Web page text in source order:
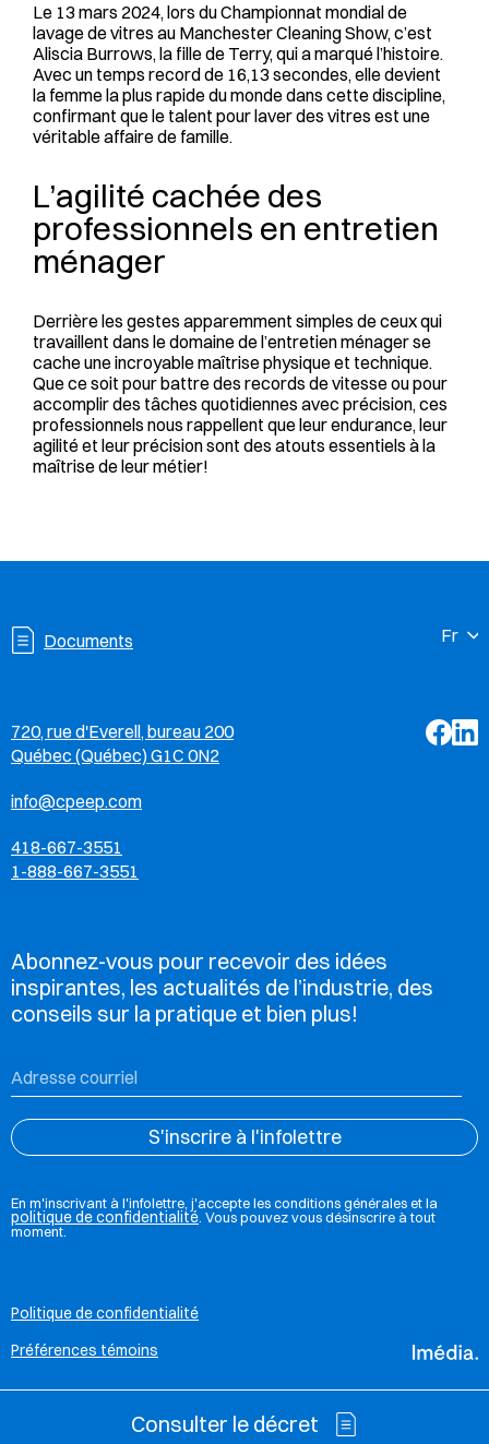
Le 13 mars 2024, lors du Championnat mondial de
lavage de vitres au Manchester Cleaning Show, c’est
Aliscia Burrows, la fille de Terry, qui a marqué l’histoire.
Avec un temps record de 16,13 secondes, elle devient
la femme la plus rapide du monde dans cette discipline,
confirmant que le talent pour laver des vitres est une
véritable affaire de famille.
L’agilité cachée des
professionnels en entretien
ménager
Derrière les gestes apparemment simples de ceux qui
travaillent dans le domaine de l’entretien ménager se
cache une incroyable maîtrise physique et technique.
Que ce soit pour battre des records de vitesse ou pour
accomplir des tâches quotidiennes avec précision, ces
professionnels nous rappellent que leur endurance, leur
agilité et leur précision sont des atouts essentiels à la
maîtrise de leur métier!
Consulter le décret
Documents
720, rue d'Everell, bureau 200
Québec (Québec) G1C 0N2
info@cpeep.com
418-667-3551
1-888-667-3551
Abonnez-vous pour recevoir des idées
inspirantes, les actualités de l’industrie, des
conseils sur la pratique et bien plus!
En m'inscrivant à l'infolettre, j'accepte les conditions générales et la
politique de confidentialité . Vous pouvez vous désinscrire à tout
moment.
Politique de confidentialité
Préférences témoins